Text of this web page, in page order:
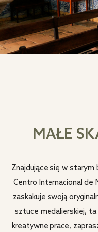
MAŁE
Znajdujące się w starym
Centro Internacional de
zaskakuje swoją
sztuce medalierskiej,
kreatywne prace,